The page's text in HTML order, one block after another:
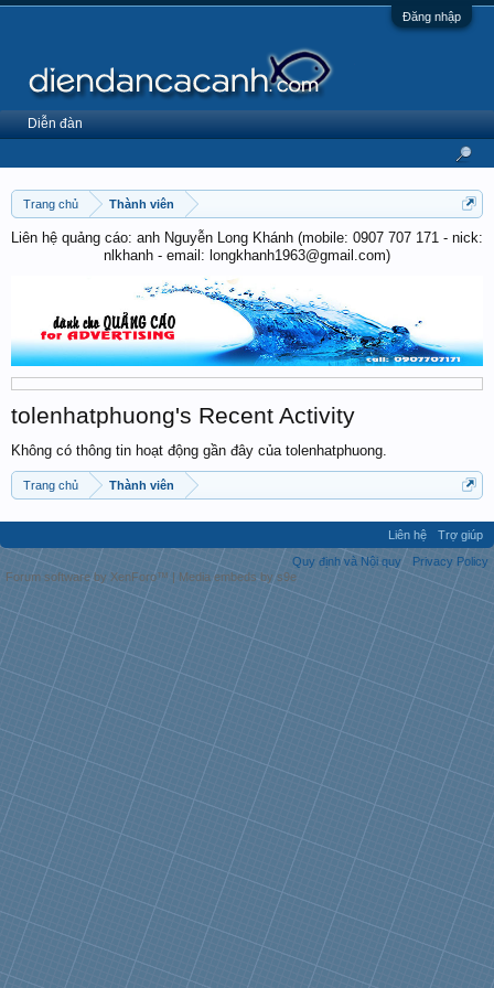
Đăng nhập
Trang chủ Thành viên
Liên hệ quảng cáo: anh Nguyễn Long Khánh (mobile: 0907 707 171 - nick:
nlkhanh - email: longkhanh1963@gmail.com)
tolenhatphuong's Recent Activity
Không có thông tin hoạt động gần đây của tolenhatphuong.
Trang chủ Thành viên
Diễn đàn
Liên hệ
Trợ giúp
Quy định và Nội quy
Privacy Policy
Forum software by XenForo™ | Media embeds by s9e